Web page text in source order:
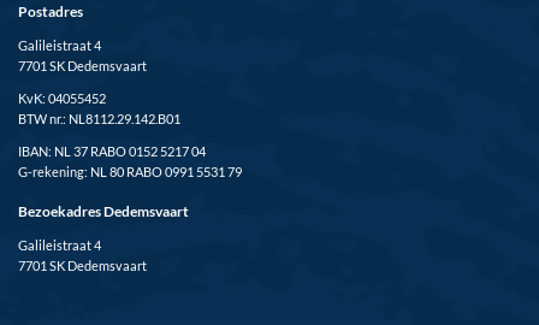
Postadres
Galileistraat 4
7701 SK Dedemsvaart
KvK: 04055452
BTW nr.: NL8112.29.142.B01
IBAN: NL 37 RABO 0152 5217 04
G-rekening: NL 80 RABO 0991 5531 79
Bezoekadres Dedemsvaart
Galileistraat 4
7701 SK Dedemsvaart